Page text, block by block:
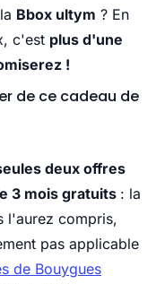
Bbox ultym ? En
c'est plus d'une
!
de ce cadeau de
deux offres
3 mois gratuits : la
l'aurez compris,
pas applicable
de Bouygues